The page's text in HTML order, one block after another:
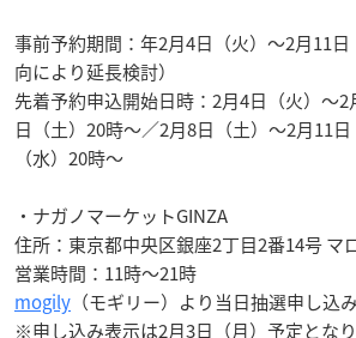
事前予約期間：年2月4日（火）～2月11
向により延長検討）
先着予約申込開始日時：2月4日（火）～2
日（土）20時～／2月8日（土）～2月11
（水）20時～
・ナガノマーケットGINZA
住所：東京都中央区銀座2丁目2番14号 マ
営業時間：11時～21時
mogily （モギリー）より当日抽選申し込
※申し込み表示は2月3日（月）予定となり